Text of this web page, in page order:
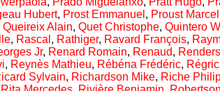
Hubert, Prost Emmanuel , Proust Marcel
Queireix Alain, Quet Christophe, Quintero
, Rascal , Rathiger, Ravard François,
Jr, Renard Romain, Renaud,
, Reynès Mathieu, Rébéna Frédéric, Régric
Sylvain, Richardson Mike, Riche